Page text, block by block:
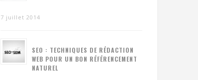
7 juillet 2014
SEO : TECHNIQUES DE RÉDACTION
WEB POUR UN BON RÉFÉRENCEMENT
NATUREL